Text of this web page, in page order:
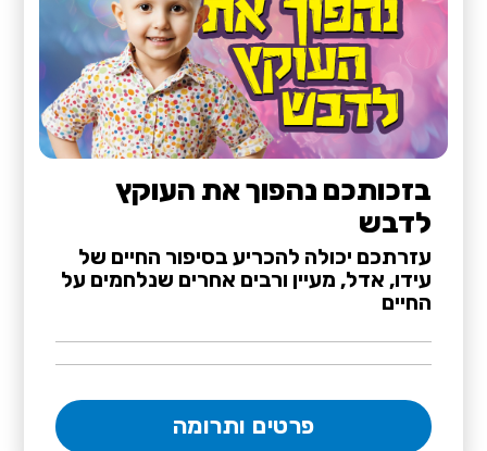
בזכותכם נהפוך את העוקץ
לדבש
עזרתכם יכולה להכריע בסיפור החיים של
עידו, אדל, מעיין ורבים אחרים שנלחמים על
החיים
פרטים ותרומה